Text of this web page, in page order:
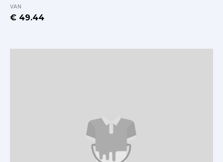
VAN
€ 49.44